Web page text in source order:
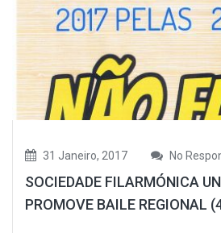
31 Janeiro, 2017 No
SOCIEDADE FILARMÓNICA
PROMOVE BAILE REGIONAL